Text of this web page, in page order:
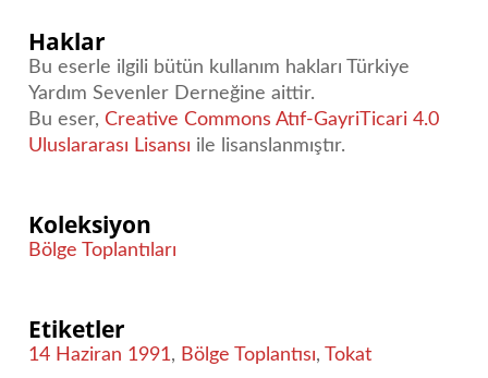
Haklar
Bu eserle ilgili bütün kullanım hakları Türkiye
Yardım Sevenler Derneğine aittir.
Bu eser,Creative Commons Atıf-GayriTicari 4.0
Uluslararası Lisansı ile lisanslanmıştır.
Koleksiyon
Bölge Toplantıları
Etiketler
14 Haziran 1991, Bölge Toplantısı,Tokat